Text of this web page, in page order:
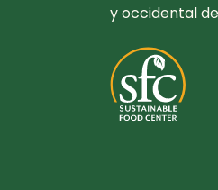
y occidental